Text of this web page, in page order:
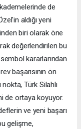
de
aldığı yeni
biri olarak öne
değerlendirilen bu
kararlarından
başarısının ön
Türk Silahlı
de ortaya koyuyor.
ve yeni başarı
gelişme,